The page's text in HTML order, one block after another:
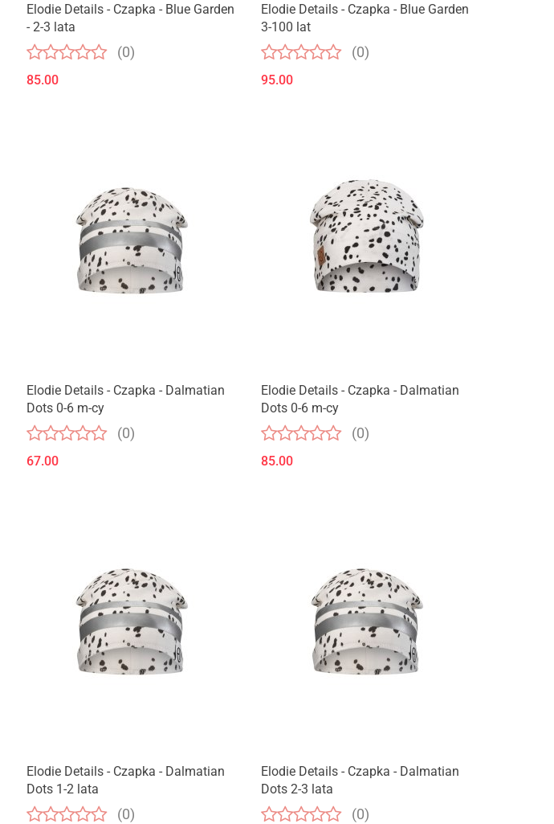
Elodie Details - Czapka - Blue Garden
- 2-3 lata
(0)
85.00
Elodie Details - Czapka - Blue Garden
3-100 lat
(0)
95.00
Elodie Details - Czapka - Dalmatian
Dots 0-6 m-cy
(0)
67.00
Elodie Details - Czapka - Dalmatian
Dots 0-6 m-cy
(0)
85.00
Elodie Details - Czapka - Dalmatian
Dots 1-2 lata
(0)
Elodie Details - Czapka - Dalmatian
Dots 2-3 lata
(0)